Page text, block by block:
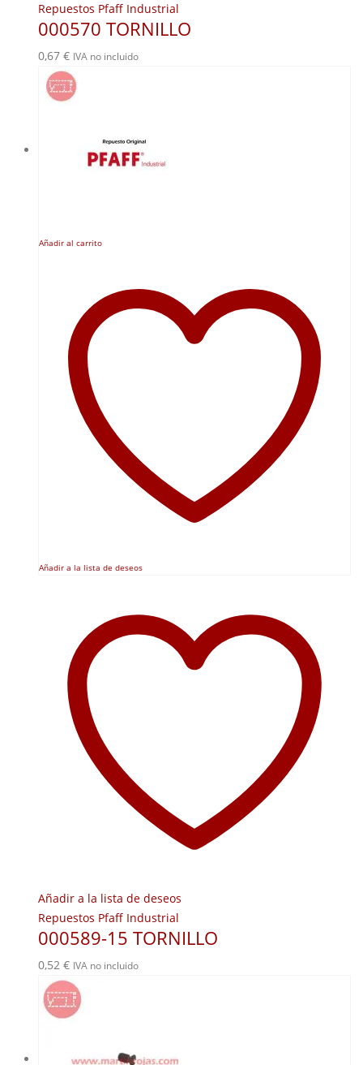
Repuestos Pfaff Industrial
000570 TORNILLO
0,67 € IVA no incluido
Añadir al carrito
Añadir a la lista de deseos
Añadir a la lista de deseos
Repuestos Pfaff Industrial
000589-15 TORNILLO
0,52 € IVA no incluido